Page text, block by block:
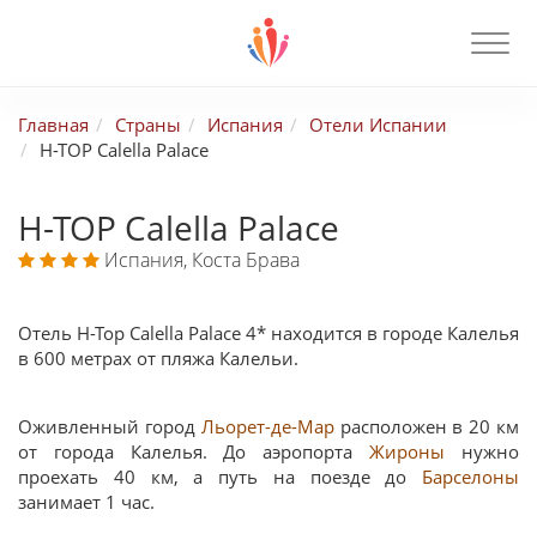
Главная Страны Испания
Отели Испании
H-TOP Calella Palace
H-TOP Calella Palace
Испания, Коста Брава
Отель H-Top Calella Palace 4* находится в городе Калелья
в 600 метрах от пляжа Калельи.
Оживленный город Льорет-де-Маррасположен в 20 км
от города Калелья. До аэропортаЖироны нужно
проехать 40 км, а путь на поезде до Барселоны
занимает 1 час.